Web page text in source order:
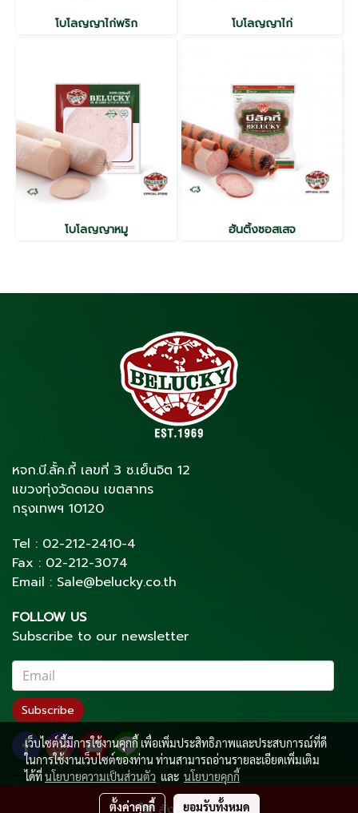
โบโลญญาไก่พริก โบโลญญาไก่
โบโลญญาหมู ฮันติ้งซอสเสจ
หจก.บี.ลั้ค.กี้ เลขที่ 3 ซ.เย็นจิต 12
แขวงทุ่งวัดดอน เขตสาทร
กรุงเทพฯ 10120
Tel : 02-212-2410-4
Fax : 02-212-3074
Email : Sale@belucky.co.th
FOLLOW US
Subscribe to our newsletter
Subscribe
เว็บไซต์นี้มีการใช้งานคุกกี้ เพื่อเพิ่มประสิทธิภาพและประสบการณ์ที่ดี
ในการใช้งานเว็บไซต์ของท่าน ท่านสามารถอ่านรายละเอียดเพิ่มเติม
ได้ที่นโยบายความเป็นส่วนตัว และ นโยบายคุกกี้
ตั้งค่าคุกกี้ ยอมรับทั้งหมด